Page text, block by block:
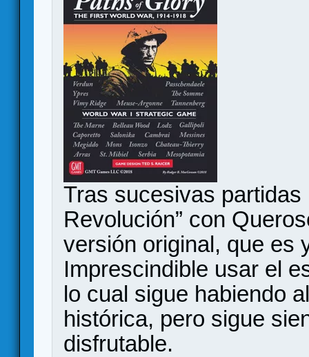
Tras sucesivas partidas
Revolución” con
versión original, que es
Imprescindible usar el
lo cual sigue habiendo
histórica, pero sigue
disfrutable.